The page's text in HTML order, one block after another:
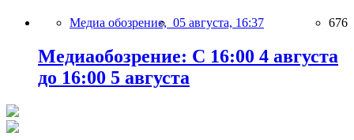
Медиа обозрение, 05 августа, 16:37 676
Медиаобозрение: С 16:00 4 августа
до 16:00 5 августа